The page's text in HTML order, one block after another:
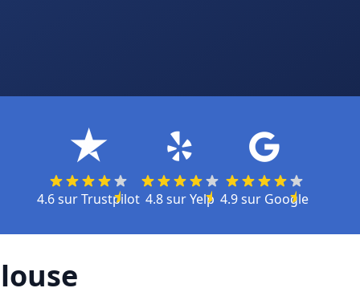
4.6surTrustpilot 4.8surYelp 4.9sur Google